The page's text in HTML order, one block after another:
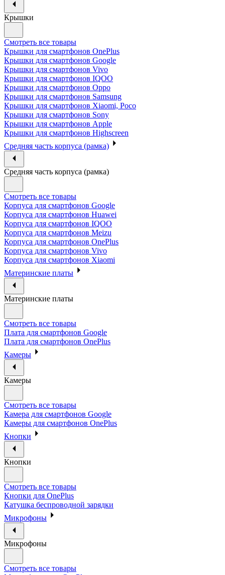
Крышки
Смотреть все товары
Крышки для смартфонов OnePlus
Крышки для смартфонов Google
Крышки для смартфонов Vivo
Крышки для смартфонов IQOO
Крышки для смартфонов Oppo
Крышки для смартфонов Samsung
Крышки для смартфонов Xiaomi, Poco
Крышки для смартфонов Sony
Крышки для смартфонов Apple
Крышки для смартфонов Highscreen
Средняя часть корпуса (рамка)
Средняя часть корпуса (рамка)
Смотреть все товары
Корпуса для смартфонов Google
Корпуса для смартфонов Huawei
Корпуса для смартфонов IQOO
Корпуса для смартфонов Meizu
Корпуса для смартфонов OnePlus
Корпуса для смартфонов Vivo
Корпуса для смартфонов Xiaomi
Материнские платы
Материнские платы
Смотреть все товары
Плата для смартфонов Google
Плата для смартфонов OnePlus
Камеры
Камеры
Смотреть все товары
Камера для смартфонов Google
Камеры для смартфонов OnePlus
Кнопки
Кнопки
Смотреть все товары
Кнопки для OnePlus
Катушка беспроводной зарядки
Микрофоны
Микрофоны
Смотреть все товары